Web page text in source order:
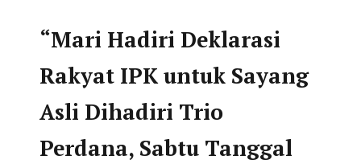
“Mari Hadiri Deklarasi
Rakyat IPK untuk Sayang
Asli Dihadiri Trio
Perdana, Sabtu Tanggal